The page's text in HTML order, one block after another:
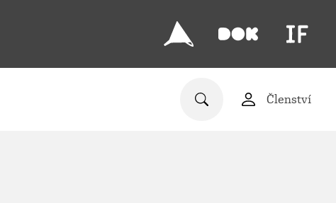
Členství